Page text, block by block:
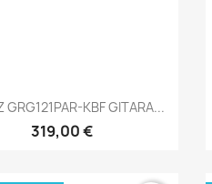
Brzi pregled
GRG121PAR-KBF GITARA...
319,00 €